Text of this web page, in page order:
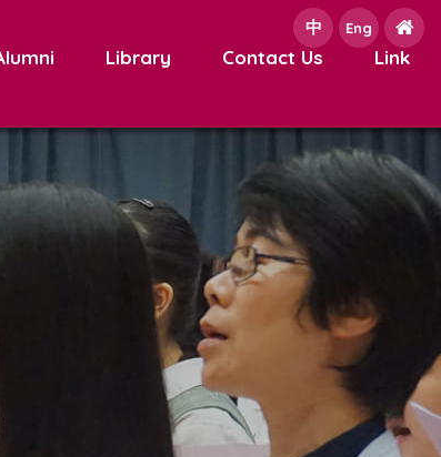
中 Eng
Library Contact Us Link